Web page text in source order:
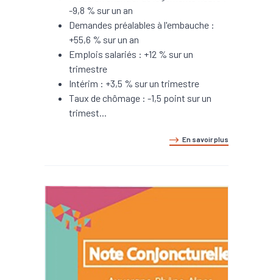
-9,8 % sur un an
Demandes préalables à l'embauche :
+55,6 % sur un an
Emplois salariés : +12 % sur un
trimestre
Intérim : +3,5 % sur un trimestre
Taux de chômage : -1,5 point sur un
trimest...
En savoir plus